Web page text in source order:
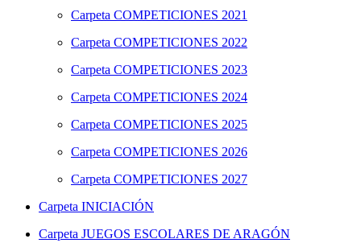
Carpeta COMPETICIONES 2021
Carpeta COMPETICIONES 2022
Carpeta COMPETICIONES 2023
Carpeta COMPETICIONES 2024
Carpeta COMPETICIONES 2025
Carpeta COMPETICIONES 2026
Carpeta COMPETICIONES 2027
Carpeta INICIACIÓN
Carpeta JUEGOS ESCOLARES DE ARAGÓN